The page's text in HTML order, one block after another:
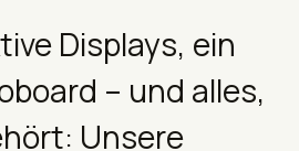
Displays, ein
– und alles,
Unsere